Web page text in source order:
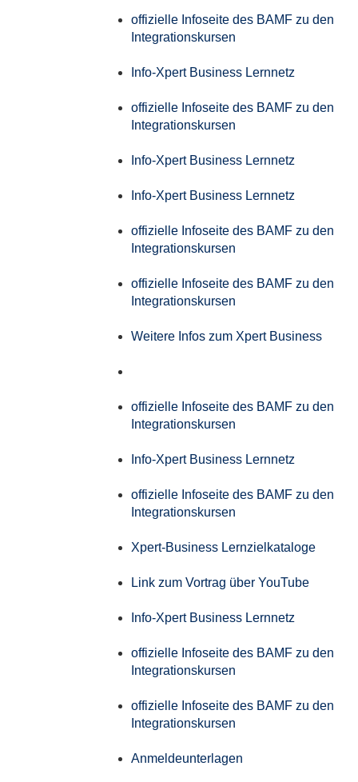
offizielle Infoseite des BAMF zu den
Integrationskursen
Info-Xpert Business Lernnetz
offizielle Infoseite des BAMF zu den
Integrationskursen
Info-Xpert Business Lernnetz
Info-Xpert Business Lernnetz
offizielle Infoseite des BAMF zu den
Integrationskursen
offizielle Infoseite des BAMF zu den
Integrationskursen
Weitere Infos zum Xpert Business
offizielle Infoseite des BAMF zu den
Integrationskursen
Info-Xpert Business Lernnetz
offizielle Infoseite des BAMF zu den
Integrationskursen
Xpert-Business Lernzielkataloge
Link zum Vortrag über YouTube
Info-Xpert Business Lernnetz
offizielle Infoseite des BAMF zu den
Integrationskursen
offizielle Infoseite des BAMF zu den
Integrationskursen
Anmeldeunterlagen